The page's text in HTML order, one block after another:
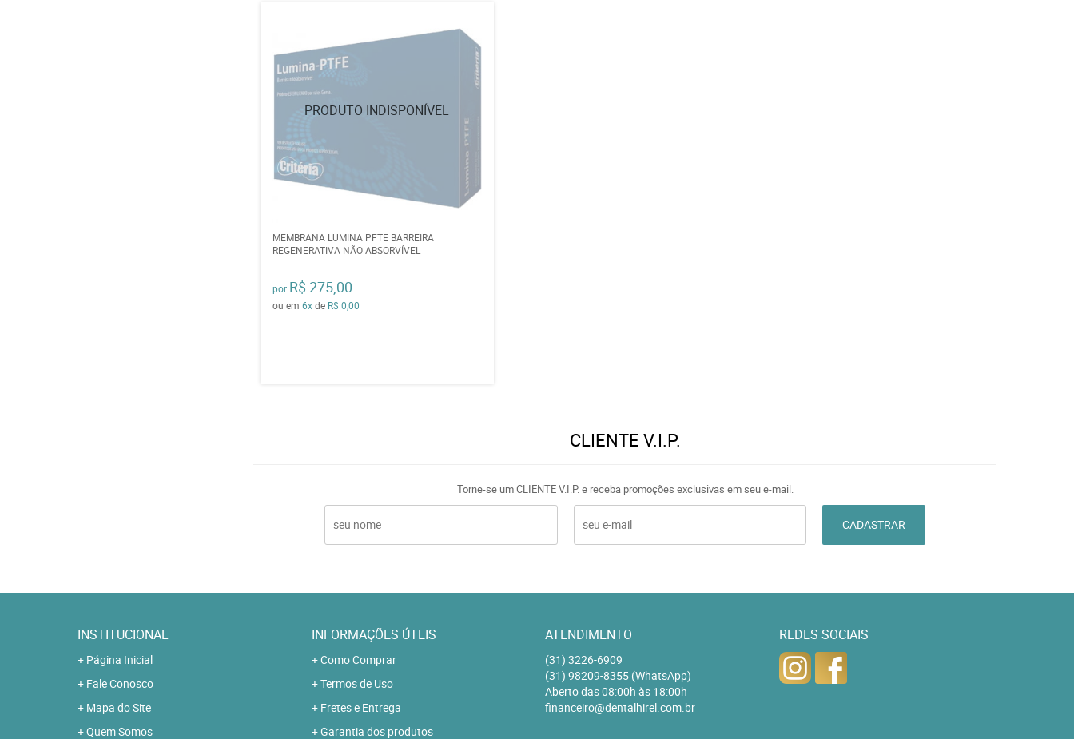
MEMBRANA LUMINA PFTE BARREIRA
REGENERATIVA NÃO ABSORVÍVEL
por R$ 275,00
ou em6xde R$ 0,00
CLIENTE V.I.P.
Torne-se um CLIENTE V.I.P. e receba promoções exclusivas em seu e-mail.
CADASTRAR
INSTITUCIONAL
Página Inicial
Fale Conosco
Mapa do Site
Quem Somos
INFORMAÇÕES ÚTEIS
Como Comprar
Termos de Uso
Fretes e Entrega
Garantia dos produtos
ATENDIMENTO
(31) 3226-6909
(31) 98209-8355 (WhatsApp)
Aberto das 08:00h às 18:00h
financeiro@dentalhirel.com.br
REDES SOCIAIS